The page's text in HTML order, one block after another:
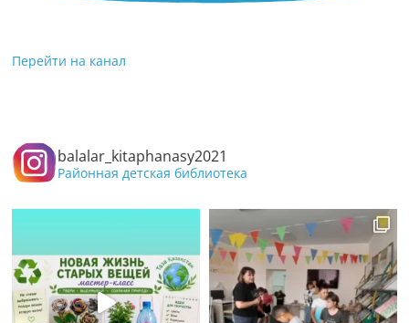
Перейти на канал
balalar_kitaphanasy2021
Районная детская библиотека